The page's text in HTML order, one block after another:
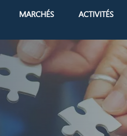
MARCHÉS ACTIVITÉS